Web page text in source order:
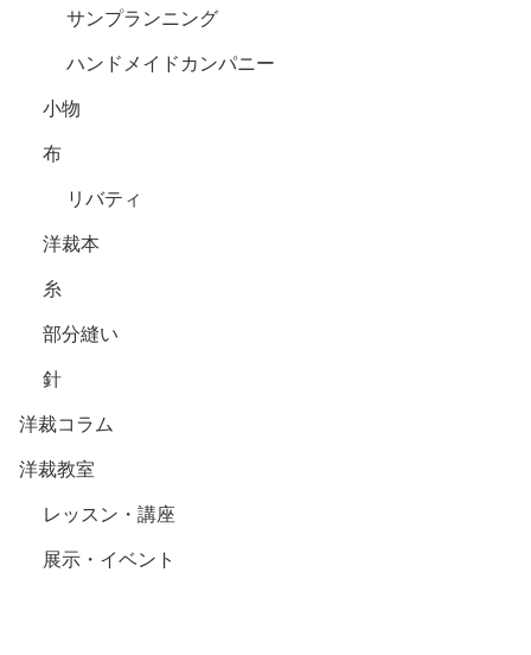
サンプランニング
ハンドメイドカンパニー
小物
布
リバティ
洋裁本
糸
部分縫い
針
洋裁コラム
洋裁教室
レッスン・講座
展示・イベント